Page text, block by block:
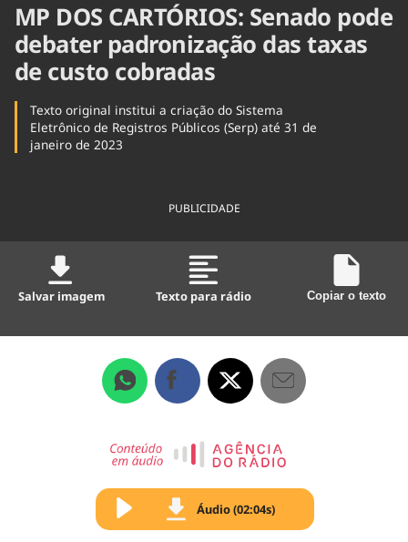
MP DOS CARTÓRIOS: Senado pode
debater padronização das taxas
de custo cobradas
Texto original institui a criação do Sistema
Eletrônico de Registros Públicos (Serp) até 31 de
janeiro de 2023
PUBLICIDADE
Salvar imagem Texto para rádio Copiar o texto
Áudio (02:04s)